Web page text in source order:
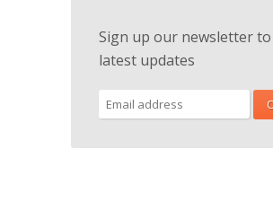
Sign up our newsletter
latest updates